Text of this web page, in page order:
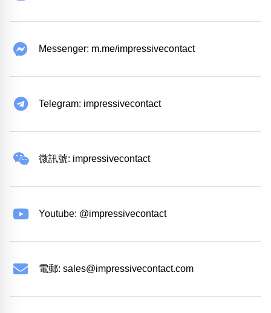
Messenger: m.me/impressivecontact
Telegram: impressivecontact
微訊號: impressivecontact
Youtube: @impressivecontact
電郵: sales@impressivecontact.com